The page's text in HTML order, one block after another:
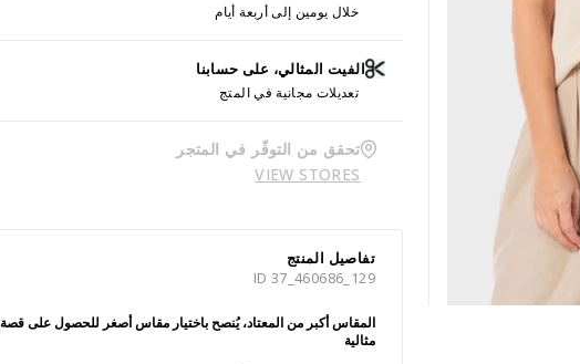
خلال يومين إلى أربعة أيام
الفيت المثالي، على حسابنا
تعديلات مجانية في المتج
تحقق من التوفّر في المتجر
VIEW STORES
تفاصيل المنتج
ID 37_460686_129
المقاس أكبر من المعتاد، يُنصح باختيار مقاس أصغر للحصول على قصة
مثالية